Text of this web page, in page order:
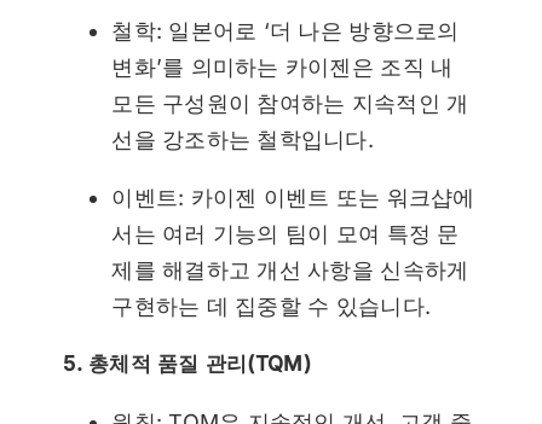
철학: 일본어로 ‘더 나은 방향으로의
변화’를 의미하는 카이젠은 조직 내
모든 구성원이 참여하는 지속적인 개
선을 강조하는 철학입니다.
이벤트: 카이젠 이벤트 또는 워크샵에
서는 여러 기능의 팀이 모여 특정 문
제를 해결하고 개선 사항을 신속하게
구현하는 데 집중할 수 있습니다.
5. 총체적 품질 관리(TQM)